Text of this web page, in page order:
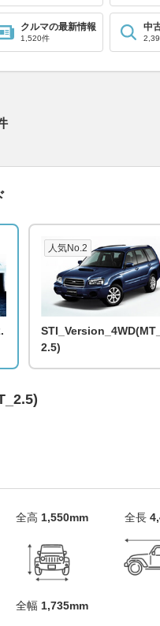
クルマの最新情報
1,520件
中
人気No.2
STI_Version_4WD(MT_
2.5)
全高 1,550mm
全幅 1,735mm
全長